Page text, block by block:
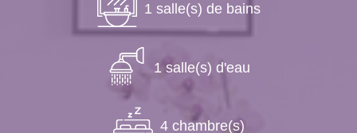
1 salle(s) de bains
1 salle(s) d'eau
4 chambre(s)